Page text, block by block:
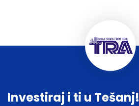
Investiraj i ti u Tešanj!